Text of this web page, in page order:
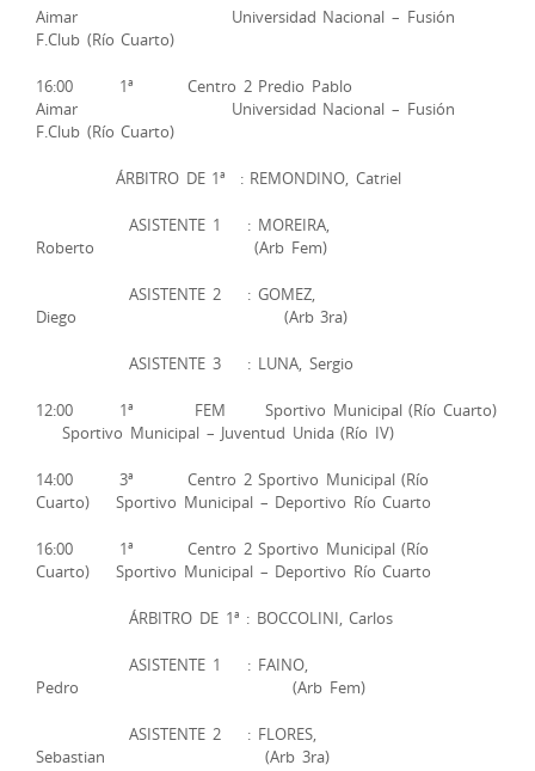
Aimar Universidad Nacional – Fusión
F.Club (Río Cuarto)
16:00 1ª Centro 2 Predio Pablo
Aimar Universidad Nacional – Fusión
F.Club (Río Cuarto)
ÁRBITRO DE 1ª : REMONDINO, Catriel
ASISTENTE 1 : MOREIRA,
Roberto (Arb Fem)
ASISTENTE 2 : GOMEZ,
Diego (Arb 3ra)
ASISTENTE 3 : LUNA, Sergio
12:00 1ª FEM Sportivo Municipal (Río Cuarto)
Sportivo Municipal – Juventud Unida (Río IV)
14:00 3ª Centro 2 Sportivo Municipal (Río
Cuarto) Sportivo Municipal – Deportivo Río Cuarto
16:00 1ª Centro 2 Sportivo Municipal (Río
Cuarto) Sportivo Municipal – Deportivo Río Cuarto
ÁRBITRO DE 1ª : BOCCOLINI, Carlos
ASISTENTE 1 : FAINO,
Pedro (Arb Fem)
ASISTENTE 2 : FLORES,
Sebastian (Arb 3ra)